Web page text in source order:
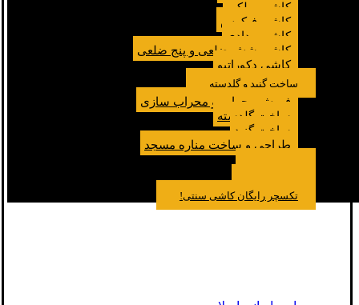
کاشی پولکی
کاشی فیکوس
کاشی مدادی
کاشی شش ضلعی و پنج ضلعی
کاشی دکوراتیو
ساخت گنبد و گلدسته
فروش محراب و محراب سازی
ساخت گلدسته
ساخت گنبد
طراحی و ساخت مناره مسجد
تکسچر رایگان کاشی سنتی!